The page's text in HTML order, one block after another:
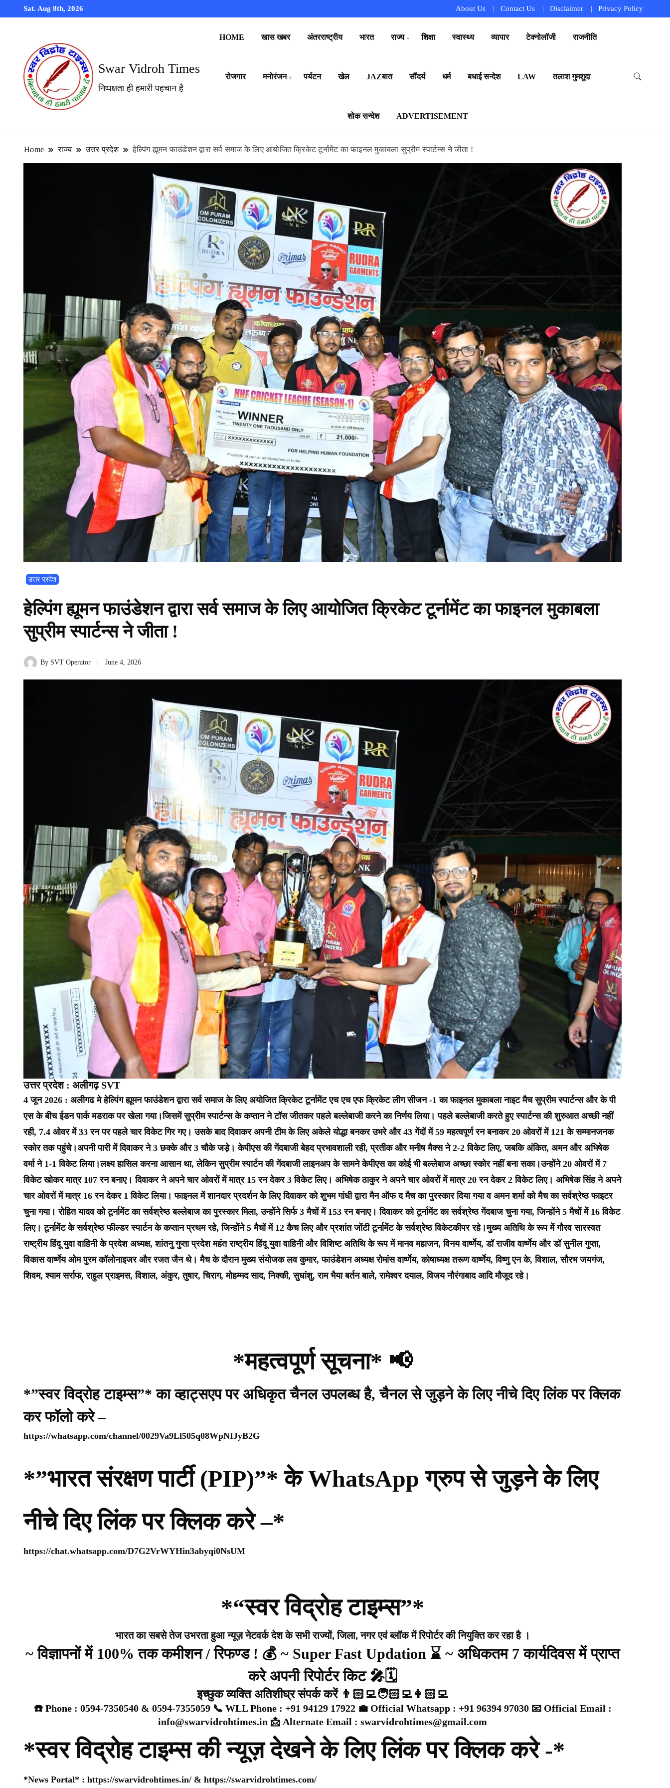
Sat. Aug 8th, 2026 About Us Contact Us Disclaimer Privacy Policy
Swar Vidroh Times
निष्पक्षता ही हमारी पहचान है
HOME खास खबर अंतरराष्ट्रीय भारत राज्य शिक्षा स्वास्थ्य व्यापार टेक्नोलॉजी राजनीति
रोजगार मनोरंजन पर्यटन खेल JAZबात सौंदर्य धर्म बधाई सन्देश LAW तलाश गुमशुदा
शोक सन्देश ADVERTISEMENT
Home राज्य उत्तर प्रदेश हेल्पिंग ह्यूमन फाउंडेशन द्वारा सर्व समाज के लिए आयोजित क्रिकेट टूर्नामेंट का फाइनल मुकाबला सुप्रीम स्पार्टन्स ने जीता !
उत्तर प्रदेश
हेल्पिंग ह्यूमन फाउंडेशन द्वारा सर्व समाज के लिए आयोजित क्रिकेट टूर्नामेंट का फाइनल मुकाबला
सुप्रीम स्पार्टन्स ने जीता !
By SVT Operator June 4, 2026
उत्तर प्रदेश : अलीगढ़ SVT
4 जून 2026 : अलीगढ मे हेल्पिंग ह्यूमन फाउंडेशन द्वारा सर्व समाज के लिए अयोजित क्रिकेट टूर्नामेंट एच एच एफ क्रिकेट लीग सीजन -1 का फाइनल मुकाबला नाइट मैच सुप्रीम स्पार्टन्स और के पी
एस के बीच ईडन पार्क मडराक पर खेला गया।जिसमें सुप्रीम स्पार्टन्स के कप्तान ने टॉस जीतकर पहले बल्लेबाजी करने का निर्णय लिया। पहले बल्लेबाजी करते हुए स्पार्टन्स की शुरुआत अच्छी नहीं
रही, 7.4 ओवर में 33 रन पर पहले चार विकेट गिर गए। उसके बाद दिवाकर अपनी टीम के लिए अकेले योद्धा बनकर उभरे और 43 गेंदों में 59 महत्वपूर्ण रन बनाकर 20 ओवरों में 121 के सम्मानजनक
स्कोर तक पहुंचे।अपनी पारी में दिवाकर ने 3 छक्के और 3 चौके जड़े। केपीएस की गेंदबाजी बेहद प्रभावशाली रही, प्रतीक और मनीष मैक्स ने 2-2 विकेट लिए, जबकि अंकित, अमन और अभिषेक
वर्मा ने 1-1 विकेट लिया।लक्ष्य हासिल करना आसान था, लेकिन सुप्रीम स्पार्टन की गेंदबाजी लाइनअप के सामने केपीएस का कोई भी बल्लेबाज अच्छा स्कोर नहीं बना सका।उन्होंने 20 ओवरों में 7
विकेट खोकर मात्र 107 रन बनाए। दिवाकर ने अपने चार ओवरों में मात्र 15 रन देकर 3 विकेट लिए। अभिषेक ठाकुर ने अपने चार ओवरों में मात्र 20 रन देकर 2 विकेट लिए। अभिषेक सिंह ने अपने
चार ओवरों में मात्र 16 रन देकर 1 विकेट लिया। फाइनल में शानदार प्रदर्शन के लिए दिवाकर को शुभम गांधी द्वारा मैन ऑफ द मैच का पुरस्कार दिया गया व अमन शर्मा को मैच का सर्वश्रेष्ठ फाइटर
चुना गया। रोहित यादव को टूर्नामेंट का सर्वश्रेष्ठ बल्लेबाज का पुरस्कार मिला, उन्होंने सिर्फ 3 मैचों में 153 रन बनाए। दिवाकर को टूर्नामेंट का सर्वश्रेष्ठ गेंदबाज चुना गया, जिन्होंने 5 मैचों में 16 विकेट
लिए। टूर्नामेंट के सर्वश्रेष्ठ फील्डर स्पार्टन के कप्तान प्रथम रहे, जिन्होंने 5 मैचों में 12 कैच लिए और प्रशांत जोंटी टूर्नामेंट के सर्वश्रेष्ठ विकेटकीपर रहे।मुख्य अतिथि के रूप में गौरव सारस्वत
राष्ट्रीय हिंदू युवा वाहिनी के प्रदेश अध्यक्ष, शांतनु गुप्ता प्रदेश महंत राष्ट्रीय हिंदू युवा वाहिनी और विशिष्ट अतिथि के रूप में मानव महाजन, विनय वार्ष्णेय, डॉ राजीव वार्ष्णेय और डॉ सुनील गुप्ता,
विकास वार्ष्णेय ओम पुरम कॉलोनाइजर और रजत जैन थे। मैच के दौरान मुख्य संयोजक लव कुमार, फाउंडेशन अध्यक्ष रोमांस वार्ष्णेय, कोषाध्यक्ष तरूण वार्ष्णेय, विष्णु एन के, विशाल, सौरभ जयगंज,
शिवम, श्याम सर्राफ, राहुल प्राइमस, विशाल, अंकुर, तुषार, चिराग, मोहम्मद साद, निक्की, सुधांशु, राम भैया बर्तन बाले, रामेश्वर दयाल, विजय नौरंगाबाद आदि मौजूद रहे।
*महत्वपूर्ण सूचना* 📢
*”स्वर विद्रोह टाइम्स”* का व्हाट्सएप पर अधिकृत चैनल उपलब्ध है, चैनल से जुड़ने के लिए नीचे दिए लिंक पर क्लिक
कर फॉलो करे –
https://whatsapp.com/channel/0029Va9Ll505q08WpNIJyB2G
*”भारत संरक्षण पार्टी (PIP)”* के WhatsApp ग्रुप से जुड़ने के लिए
नीचे दिए लिंक पर क्लिक करे –*
https://chat.whatsapp.com/D7G2VrWYHin3abyqi0NsUM
*“स्वर विद्रोह टाइम्स”*
भारत का सबसे तेज उभरता हुआ न्यूज़ नेटवर्क देश के सभी राज्यों, जिला, नगर एवं ब्लॉक में रिपोर्टर की नियुक्ति कर रहा है ।
~ विज्ञापनों में 100% तक कमीशन / रिफण्ड ! 💰 ~ Super Fast Updation ⌛ ~ अधिकतम 7 कार्यदिवस में प्राप्त
करे अपनी रिपोर्टर किट 🎤🗓️
इच्छुक व्यक्ति अतिशीघ्र संपर्क करें 👨🏻‍💻🧑🏻‍💻👩🏻‍💻
☎️ Phone : 0594-7350540 & 0594-7355059 📞 WLL Phone : +91 94129 17922 💼 Official Whatsapp : +91 96394 97030 📧 Official Email :
info@swarvidrohtimes.in 📩 Alternate Email : swarvidrohtimes@gmail.com
*स्वर विद्रोह टाइम्स की न्यूज़ देखने के लिए लिंक पर क्लिक करे -*
*News Portal* : https://swarvidrohtimes.in/ & https://swarvidrohtimes.com/